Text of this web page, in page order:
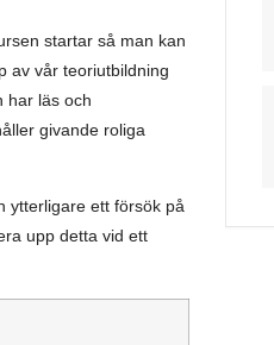
startar så man kan
av vår teoriutbildning
har läs och
givande roliga
ytterligare ett försök på
upp detta vid ett